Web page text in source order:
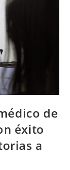
de
éxito
a